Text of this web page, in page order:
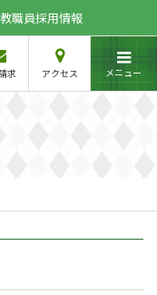
教職員採用情報
求 アクセス メニュー